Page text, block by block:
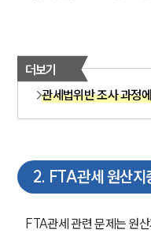
더보기
관세법위반 조사 과정
2. FTA관세 원산지
FTA관세 관련 문제는 원